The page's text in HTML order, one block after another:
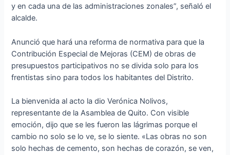
y en cada una de las administraciones zonales”, señaló el
alcalde.
Anunció que hará una reforma de normativa para que la
Contribución Especial de Mejoras (CEM) de obras de
presupuestos participativos no se divida solo para los
frentistas sino para todos los habitantes del Distrito.
La bienvenida al acto la dio Verónica Nolivos,
representante de la Asamblea de Quito. Con visible
emoción, dijo que se les fueron las lágrimas porque el
cambio no solo se lo ve, se lo siente. «Las obras no son
solo hechas de cemento, son hechas de corazón, se ven,